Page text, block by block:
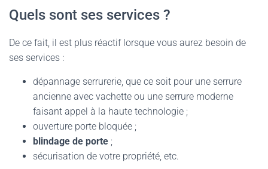
Quels sont ses services ?
De ce fait, il est plus réactif lorsque vous aurez besoin de
ses services :
dépannage serrurerie, que ce soit pour une serrure
ancienne avec vachette ou une serrure moderne
faisant appel à la haute technologie ;
ouverture porte bloquée ;
blindage de porte ;
sécurisation de votre propriété, etc.